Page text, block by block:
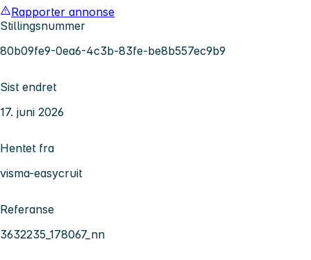
Rapporter annonse
Stillingsnummer
80b09fe9-0ea6-4c3b-83fe-be8b557ec9b9
Sist endret
17. juni 2026
Hentet fra
visma-easycruit
Referanse
3632235_178067_nn